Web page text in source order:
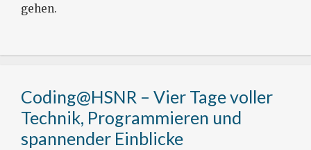
gehen.
Coding@HSNR – Vier Tage voller
Technik, Programmieren und
spannender Einblicke